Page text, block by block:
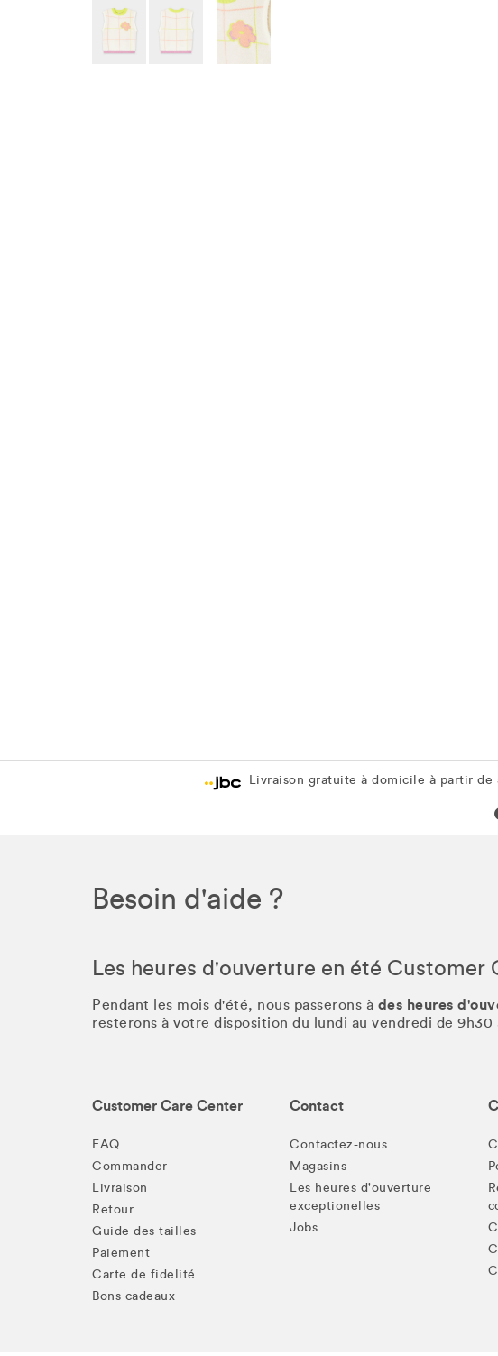
Livraison gratuite à domicile à partir de
Besoin d'aide ?
Les heures d'ouverture en été Customer
Pendant les mois d'été, nous passerons à des heures
resterons à votre disposition du lundi au vendredi de 9h30
Customer Care Center
FAQ
Commander
Livraison
Retour
Guide des tailles
Paiement
Carte de fidelité
Bons cadeaux
Contact
Contactez-nous
Magasins
Les heures d'ouverture
exceptionelles
Jobs